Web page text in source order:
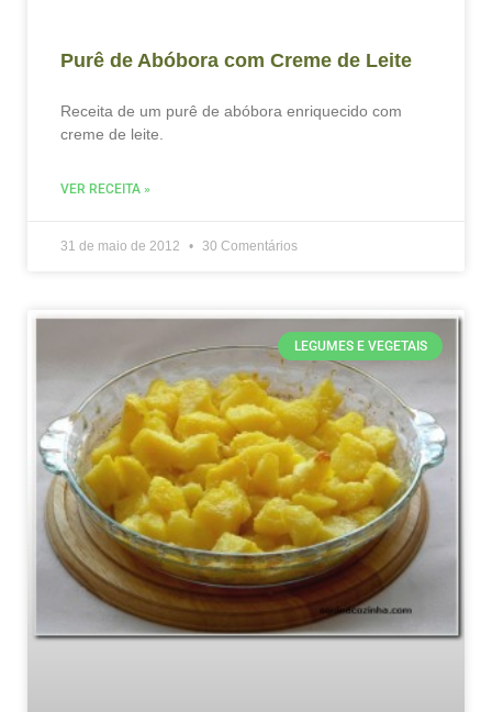
Purê de Abóbora com Creme de Leite
Receita de um purê de abóbora enriquecido com
creme de leite.
VER RECEITA »
31 de maio de 2012 30 Comentários
LEGUMES E VEGETAIS